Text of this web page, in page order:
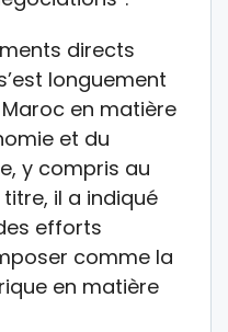
directs
longuement
en matière
et du
y compris au
il a indiqué
efforts
comme la
en matière